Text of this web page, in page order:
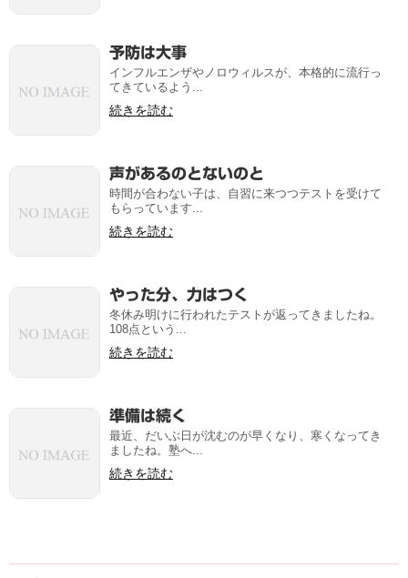
予防は大事
インフルエンザやノロウィルスが、本格的に流行っ
てきているよう...
続きを読む
声があるのとないのと
時間が合わない子は、自習に来つつテストを受けて
もらっています...
続きを読む
やった分、力はつく
冬休み明けに行われたテストが返ってきましたね。
108点という...
続きを読む
準備は続く
最近、だいぶ日が沈むのが早くなり、寒くなってき
ましたね。塾へ...
続きを読む